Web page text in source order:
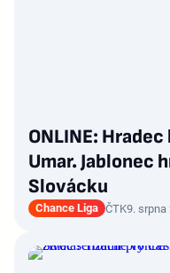
ONLINE:
Umar. Jablonec
Slovácku
Chance Liga ČTK9. srpna